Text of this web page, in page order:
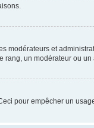
et
un modérateur ou
pour empêcher un